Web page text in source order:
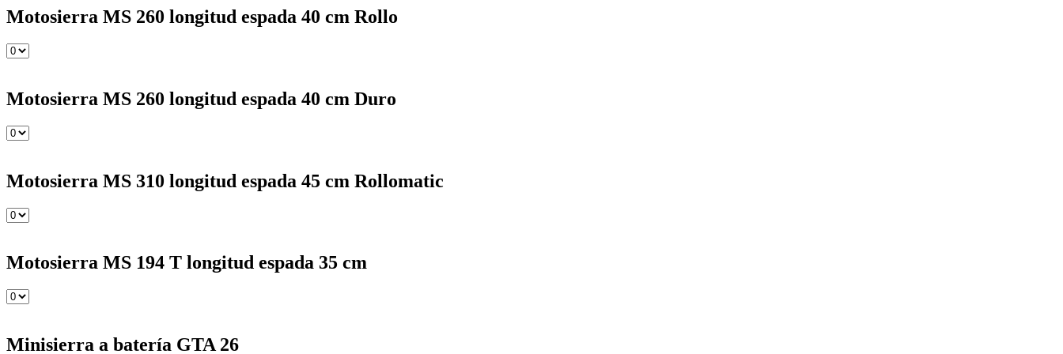
Motosierra MS 260 longitud espada 40 cm Rollo
Motosierra MS 260 longitud espada 40 cm Duro
Motosierra MS 310 longitud espada 45 cm Rollomatic
Motosierra MS 194 T longitud espada 35 cm
Minisierra a batería GTA 26